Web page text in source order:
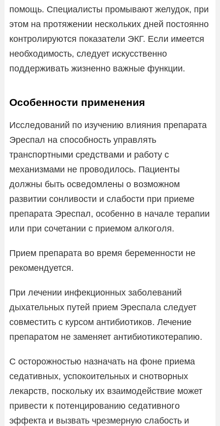
помощь. Специалисты промывают желудок, при
этом на протяжении нескольких дней постоянно
контролируются показатели ЭКГ. Если имеется
необходимость, следует искусственно
поддерживать жизненно важные функции.
Особенности применения
Исследований по изучению влияния препарата
Эреспал на способность управлять
транспортными средствами и работу с
механизмами не проводилось. Пациенты
должны быть осведомлены о возможном
развитии сонливости и слабости при приеме
препарата Эреспал, особенно в начале терапии
или при сочетании с приемом алкоголя.
Прием препарата во время беременности не
рекомендуется.
При лечении инфекционных заболеваний
дыхательных путей прием Эреспала следует
совместить с курсом антибиотиков. Лечение
препаратом не заменяет антибиотикотерапию.
С осторожностью назначать на фоне приема
седативных, успокоительных и снотворных
лекарств, поскольку их взаимодействие может
привести к потенцированию седативного
эффекта и вызвать чрезмерную слабость и